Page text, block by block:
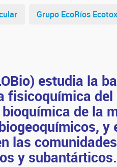
Grupo EcoRíos Ecotox
estudia la
fisicoquímica del
de la
y
las
y subantárticos.